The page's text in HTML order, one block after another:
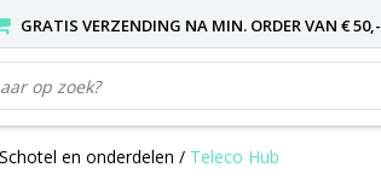
GRATIS VERZENDING NA MIN. ORDER VAN € 50,-
en onderdelen / Teleco Hub